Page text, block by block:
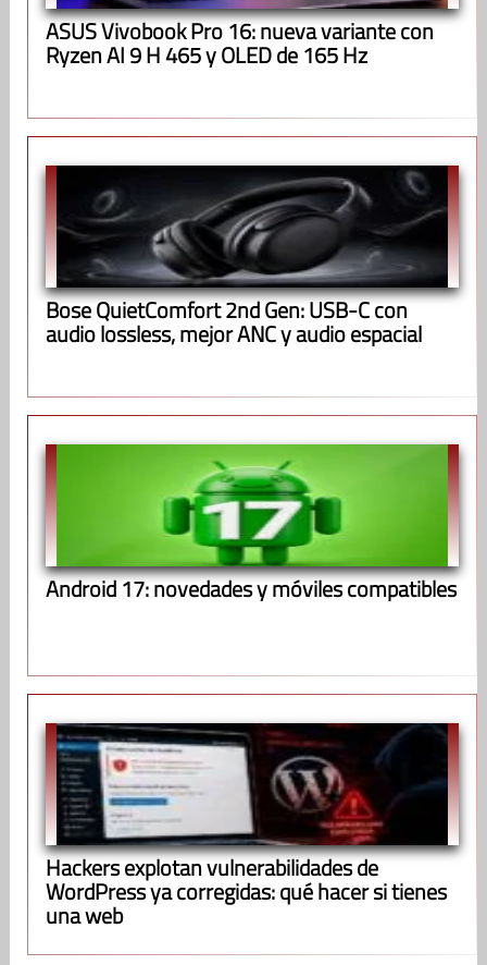
ASUS Vivobook Pro 16: nueva variante con
Ryzen AI 9 H 465 y OLED de 165 Hz
Bose QuietComfort 2nd Gen: USB-C con
audio lossless, mejor ANC y audio espacial
Android 17: novedades y móviles compatibles
Hackers explotan vulnerabilidades de
WordPress ya corregidas: qué hacer si tienes
una web